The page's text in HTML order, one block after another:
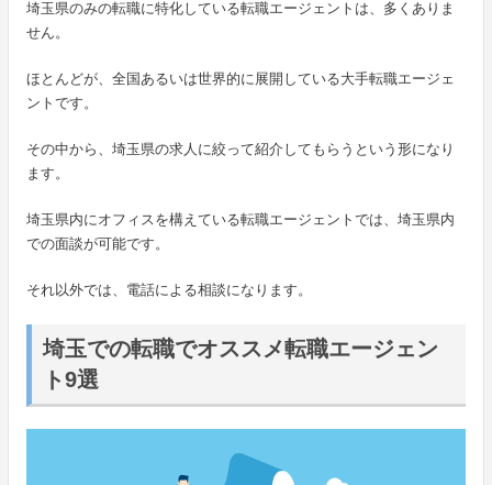
埼玉県のみの転職に特化している転職エージェントは、多くありま
せん。
ほとんどが、全国あるいは世界的に展開している大手転職エージェ
ントです。
その中から、埼玉県の求人に絞って紹介してもらうという形になり
ます。
埼玉県内にオフィスを構えている転職エージェントでは、埼玉県内
での面談が可能です。
それ以外では、電話による相談になります。
埼玉での転職でオススメ転職エージェン
ト9選